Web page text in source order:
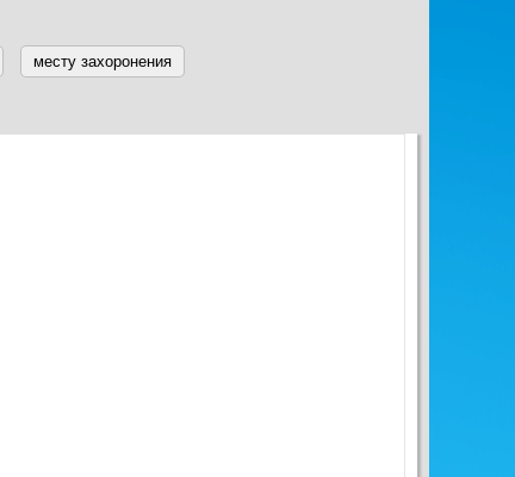
месту захоронения